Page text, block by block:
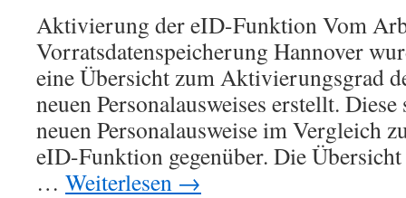
Aktivierung der eID-Funktion Vom
Vorratsdatenspeicherung Hannover
eine Übersicht zum Aktivierungsgrad
neuen Personalausweises erstellt.
neuen Personalausweise im Vergleich
eID-Funktion gegenüber. Die
… Weiterlesen →